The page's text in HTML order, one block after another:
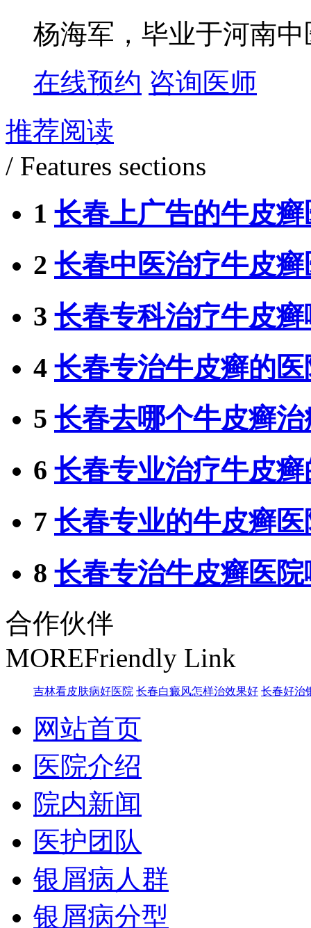
杨海军，毕业于河南
在线预约 咨询医师
推荐阅读
/ Features sections
1 长春上广告的牛皮癣
2 长春中医治疗牛皮癣
3 长春专科治疗牛皮
4 长春专治牛皮癣的
5 长春去哪个牛皮癣
6 长春专业治疗牛皮
7 长春专业的牛皮癣医
8 长春专治牛皮癣医
合作伙伴
MOREFriendly Link
吉林看皮肤病好医院 长春白癜风怎样治效果好 长春好治
网站首页
医院介绍
院内新闻
医护团队
银屑病人群
银屑病分型